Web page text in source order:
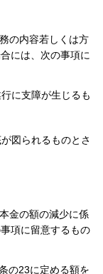
の内容若しくは方
には、次の事項に
に支障が生じるも
図られるものとさ
金の額の減少に係
項に留意するもの
の23に定める額を